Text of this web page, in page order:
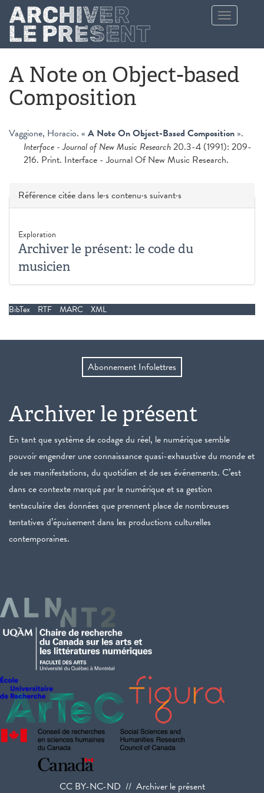
Aller au contenu principal
Toggle
navigation
A Note on Object-based
Composition
Vaggione, Horacio. « A Note On Object-Based Composition ».
Interface - Journal of New Music Research20.3-4 (1991): 209-
216. Print. Interface - Journal Of New Music Research.
Masquer
Référence citée dans le·s contenu·s suivant·s
Exploration
Archiver le présent: le code du
musicien
BibTex RTF MARC XML
Abonnement Infolettres
Archiver le présent
En tant que système de codage du réel, le numérique semble
pouvoir engendrer une connaissance quasi-exhaustive du monde et
de ses manifestations, du quotidien et de ses événements. C’est
dans ce contexte marqué par le numérique et sa gestion
tentaculaire des données que prennent place de nombreuses
tentatives d’épuisement dans les productions culturelles
contemporaines.
CC BY-NC-ND // Archiver le présent